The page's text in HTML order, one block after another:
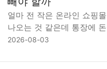
얼마 전 작은 온라인 쇼핑
나오는 것 같은데 통장에
2026-08-03